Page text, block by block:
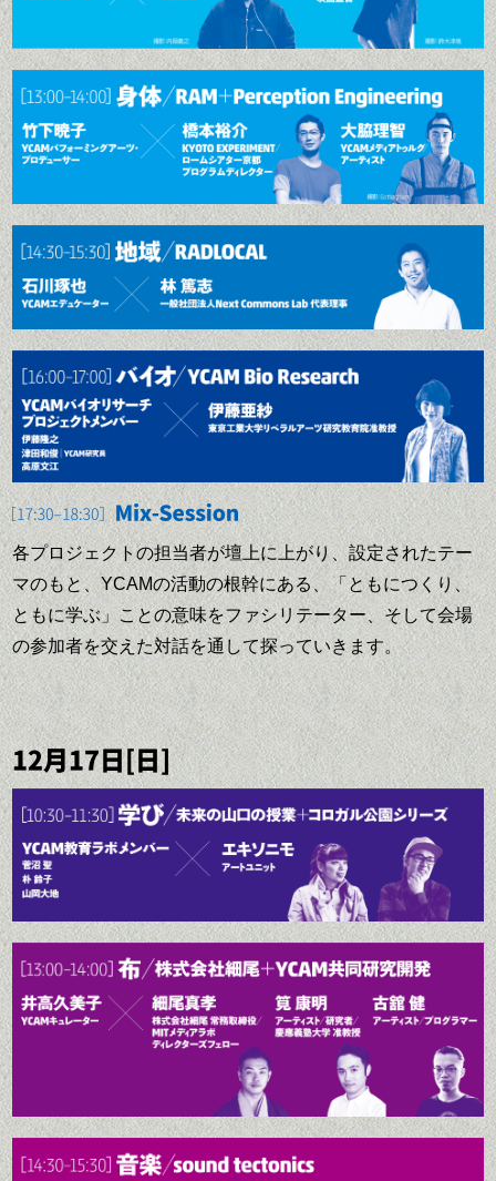
柴田 剛
映画監督
1975年神奈川県生まれ。映画監
督。代表作に、処女長編『NN-
891102』（1999）、『おそいひ
と』（2004／第５回東京フィル
メックスコンペティション部門
出品)、『堀川中立売』（2009／
『映画芸術』誌 2010年邦画べス
トテン第２位、NIPPON
CONNECTION 2011 最優秀
賞）、『ギ・あいうえおス –ず
ばぬけたかえうた–』（2010／
第3回恵比寿映像祭、Hors
Pistes 2013、PUNTO DE
VISTA 国際ドキュメンタリー映
品）。最新作は『ギ・あいうえ
おス 他山の石を以って己の玉を
磨くべし』。
三宅 唱
映画監督
1984年札幌生まれ。『やくたた
ず』（2010）ののち、劇場公開
第１作『Playback』（2012）を
監督、同作はロカルノ国際映画
祭に正式出品された。現在は最
新作『THE COCKPIT』（2014
／出演：OMSB、Bimほか）の
公開準備中。また、ビデオダイ
アリー「無言日記」シリーズを
boidマガジンにて毎月発表して
いる。共著に『森﨑東党宣
言！』（インスクリプト）。
橋本裕介
KYOTO EXPERIMENTローム
シアター京都
プログラムディレクター
1976年福岡生まれ。京都大学在
学中の1997年より演劇活動を開
始。2003年橋本制作事務所を設
立後、京都芸術センター事業
「演劇計画」など、現代演劇、
コンテンポラリーダンスの企
りKYOTO EXPERIMENT 京都
国際舞台芸術祭を企画、プログ
ラムディレクターを務める。
2013年2月より舞台芸術制作者
オープンネットワーク（ON-
PAM）理事長。2014年1月より
ロームシアター京都勤務、プロ
グラムディレクター。
林篤志
Lab代表理事
1985年生まれ。Next Commons
Lab ファウンダー。高専卒業
後、エンジニアを経て独立。
参画。2011年、高知・土佐山に
て土佐山アカデミーを共同創
業。2016年、自治体・民間企
業・起業家など多様なステーク
ホルダーを巻き込みながら、ポ
スト資本主義社会を具現化する
Lab」プロジェクトを開始。
伊藤亜紗
東京工業大学リベラルアーツ
研究教育院准教授
ベラルアーツ研究教育院准教
授。専門は美学、現代アート。
もともと生物学者を目指してい
たが、大学三年次より文転。
2010年に東京大学大学院人文社
会系研究科を単位取得退学。主
各プロジェクトの担当者が壇上に上がり、設定されたテー
マのもと、YCAMの活動の根幹にある、「ともにつくり、
ともに学ぶ」ことの意味をファシリテーター、そして会場
の参加者を交えた対話を通して探っていきます。
12月17日[日]